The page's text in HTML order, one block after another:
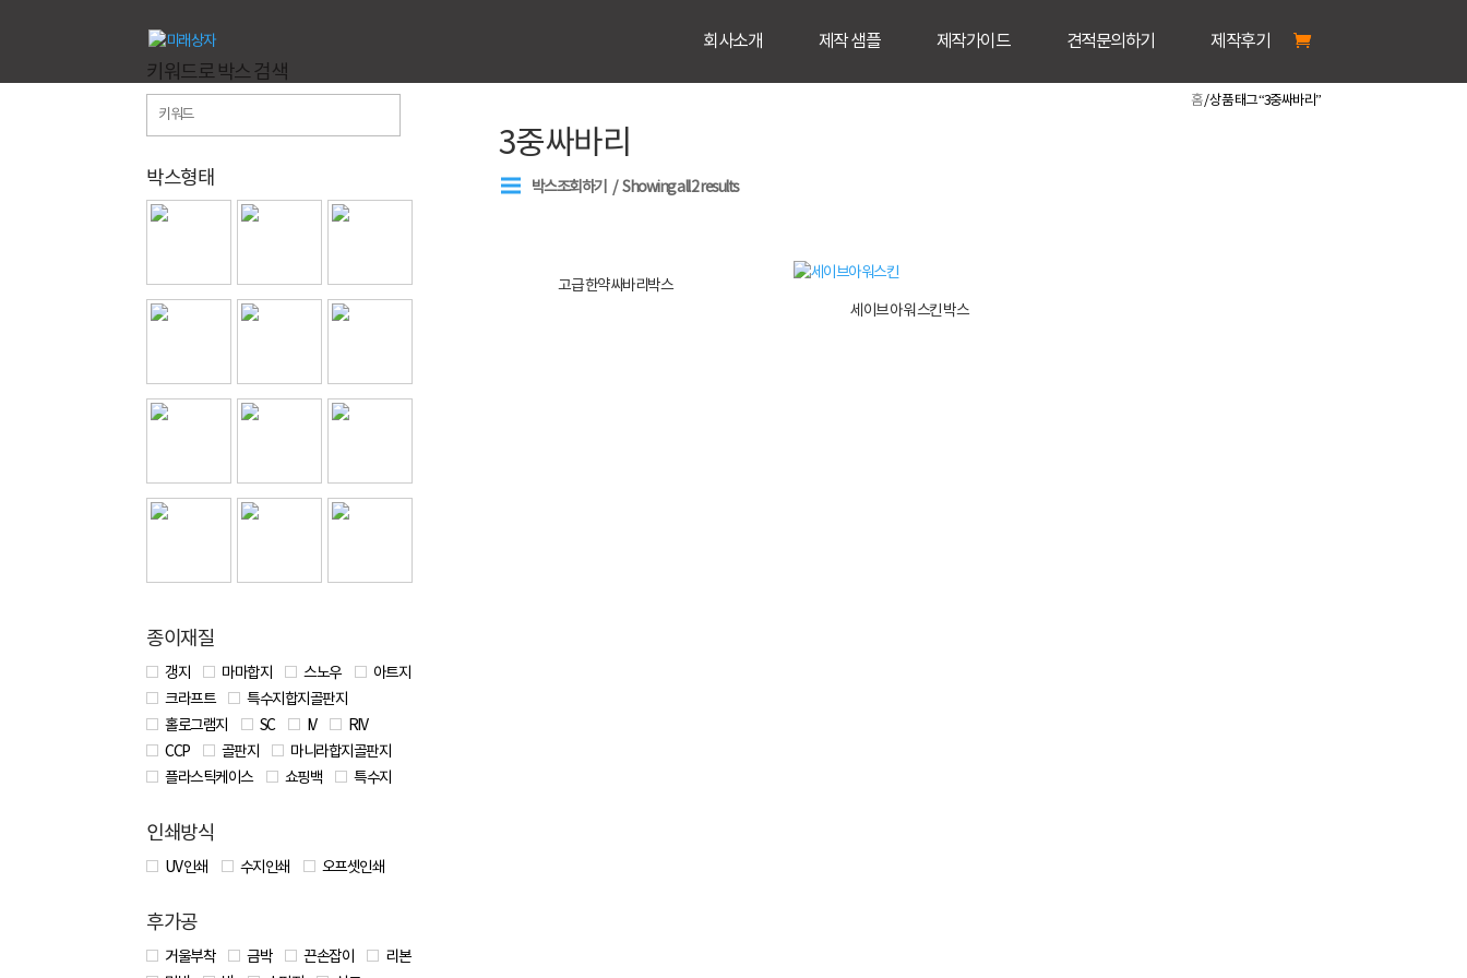
회사소개 제작 샘플 제작가이드 견적문의하기 제작후기
홈/ 상품 태그 “3중싸바리”
3중싸바리
박스조회하기 Showing all 2 results
고급 한약싸바리박스
세이브 아워 스킨 박스
키워드로 박스 검색
박스형태
종이재질
갱지 마마합지 스노우
아트지
크라프트
특수지합지골판지
홀로그램지
SC IV
RIV
CCP
골판지
마니라합지골판지
플라스틱케이스
쇼핑백 특수지
인쇄방식
UV 인쇄 수지인쇄 오프셋인쇄
후가공
거울부착 금박 끈손잡이
리본